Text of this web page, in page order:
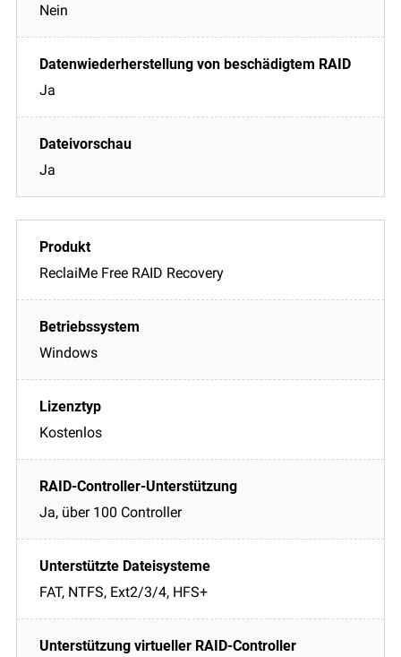
Nein
Ja
Ja
ReclaiMe Free RAID Recovery
Windows
Kostenlos
Ja, über 100 Controller
FAT, NTFS, Ext2/3/4, HFS+